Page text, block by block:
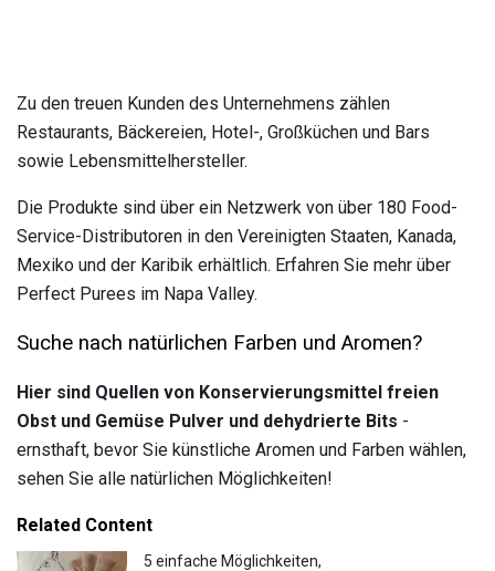
Zu den treuen Kunden des Unternehmens zählen
Restaurants, Bäckereien, Hotel-, Großküchen und Bars
sowie Lebensmittelhersteller.
Die Produkte sind über ein Netzwerk von über 180 Food-
Service-Distributoren in den Vereinigten Staaten, Kanada,
Mexiko und der Karibik erhältlich. Erfahren Sie mehr über
Perfect Purees im Napa Valley.
Suche nach natürlichen Farben und Aromen?
Hier sind Quellen von Konservierungsmittel freien
Obst und Gemüse Pulver und dehydrierte Bits -
ernsthaft, bevor Sie künstliche Aromen und Farben wählen,
sehen Sie alle natürlichen Möglichkeiten!
Related Content
5 einfache Möglichkeiten,